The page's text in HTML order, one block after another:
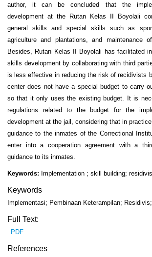
author, it can be concluded that the
development at the Rutan Kelas II Boyolali
general skills and special skills such as
agriculture and plantations, and maintenance
Besides, Rutan Kelas II Boyolali has facilitated
skills development by collaborating with third
is less effective in reducing the risk of recidivists
center does not have a special budget to carry
so that it only uses the existing budget. It is
regulations related to the budget for the
development at the jail, considering that in
guidance to the inmates of the Correctional
enter into a cooperation agreement with a
guidance to its inmates.
Keywords: Implementation ; skill building;
Keywords
Implementasi; Pembinaan Keterampilan;
Full Text:
PDF
References